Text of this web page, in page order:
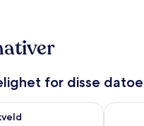
for disse
for i kveld, aug. 7 - aug. 8
Sjekk